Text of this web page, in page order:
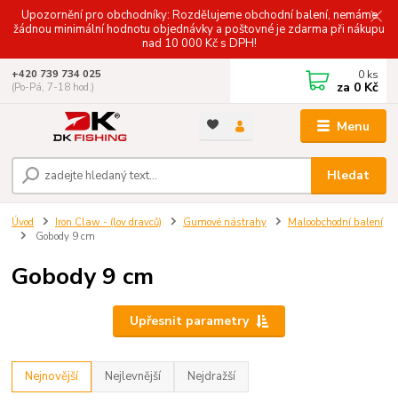
Upozornění pro obchodníky: Rozdělujeme obchodní balení, nemáme
žádnou minimální hodnotu objednávky a poštovné je zdarma při nákupu
nad 10 000 Kč s DPH!
Menu
Hledat
+420 739 734 025
(Po-Pá, 7-18 hod.)
0 ks
za 0 Kč
Úvod Iron Claw - (lov dravců) Gumové nástrahy
Maloobchodní balení
Gobody 9 cm
Gobody 9 cm
Upřesnit parametry
Nejnovější Nejlevnější Nejdražší